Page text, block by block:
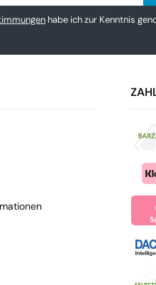
habe ich zur Kenntnis